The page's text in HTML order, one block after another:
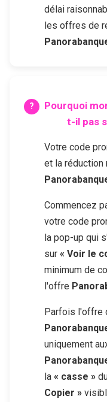
délai
les offres de
Pourquoi
t-il pas
Votre code
et la réduction
Commencez
votre code
la pop-up qui
sur « Voir le
minimum de
l'offre
Parfois l'offre
uniquement
la « casse »
Copier »